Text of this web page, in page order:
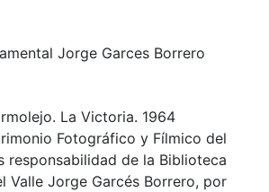
Jorge Garces Borrero
La Victoria. 1964
Fotográfico y Fílmico del
responsabilidad de la Biblioteca
Valle Jorge Garcés Borrero, por